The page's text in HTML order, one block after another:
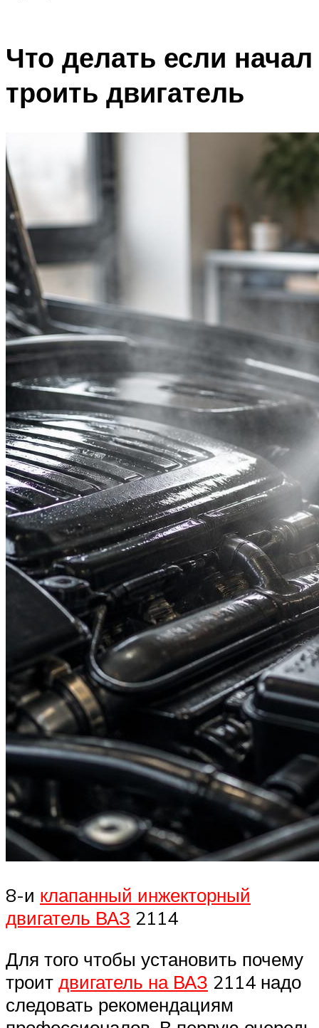
Что делать если начал
троить двигатель
8-и клапанный инжекторный
двигатель ВАЗ 2114
Для того чтобы установить почему
троит двигатель на ВАЗ 2114 надо
следовать рекомендациям